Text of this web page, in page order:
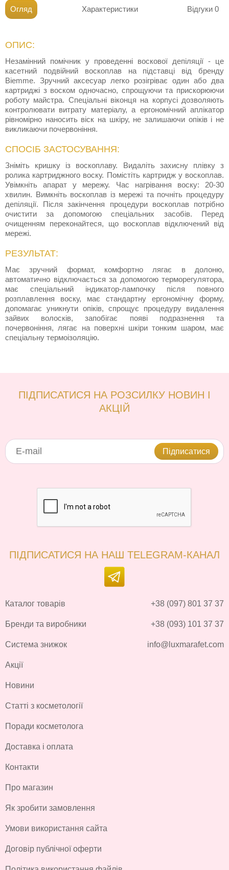
Огляд Характеристики Відгуки 0
ОПИС:
Незамінний помічник у проведенні воскової депіляції - це
касетний подвійний воскоплав на підставці від бренду
Biemme. Зручний аксесуар легко розігріває один або два
картриджі з воском одночасно, спрощуючи та прискорюючи
роботу майстра. Спеціальні віконця на корпусі дозволяють
контролювати витрату матеріалу, а ергономічний аплікатор
рівномірно наносить віск на шкіру, не залишаючи опіків і не
викликаючи почервоніння.
СПОСІБ ЗАСТОСУВАННЯ:
Зніміть кришку із воскоплаву. Видаліть захисну плівку з
ролика картриджного воску. Помістіть картридж у воскоплав.
Увімкніть апарат у мережу. Час нагрівання воску: 20-30
хвилин. Вимкніть воскоплав із мережі та почніть процедуру
депіляції. Після закінчення процедури воскоплав потрібно
очистити за допомогою спеціальних засобів. Перед
очищенням переконайтеся, що воскоплав відключений від
мережі.
РЕЗУЛЬТАТ:
Має зручний формат, комфортно лягає в долоню,
автоматично відключається за допомогою терморегулятора,
має спеціальний індикатор-лампочку після повного
розплавлення воску, має стандартну ергономічну форму,
допомагає уникнути опіків, спрощує процедуру видалення
зайвих волосків, запобігає появі подразнення та
почервоніння, лягає на поверхні шкіри тонким шаром, має
спеціальну термоізоляцію.
ПІДПИСАТИСЯ НА РОЗСИЛКУ НОВИН І
АКЦІЙ
Підписатися
ПІДПИСАТИСЯ НА НАШ TELEGRAM-КАНАЛ
Каталог товарів
Бренди та виробники
Система знижок
Акції
Новини
Статті з косметології
Поради косметолога
Доставка і оплата
Контакти
Про магазин
Як зробити замовлення
Умови використання сайта
Договір публічної оферти
+38 (097) 801 37 37
+38 (093) 101 37 37
info@luxmarafet.com